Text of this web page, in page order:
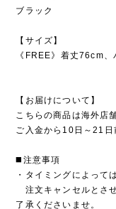
ブラック
【サイズ】
《FREE》着丈76cm
【お届けについて】
こちらの商品は海外店
ご入金から10日～21日
◼️注意事項
・タイミングによって
注文キャンセルとさ
了承くださいませ。